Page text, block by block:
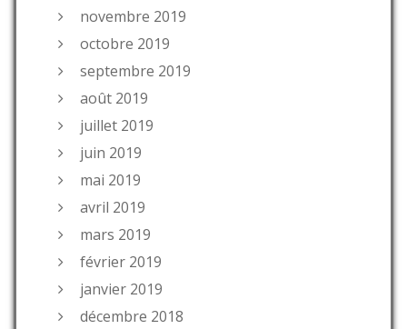
novembre 2019
octobre 2019
septembre 2019
août 2019
juillet 2019
juin 2019
mai 2019
avril 2019
mars 2019
février 2019
janvier 2019
décembre 2018